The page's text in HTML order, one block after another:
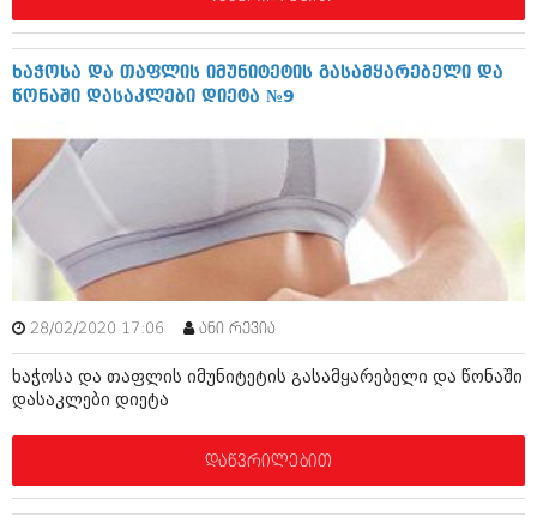
ივლისი 2016 (211)
ივნისი 2016 (221)
მაისი 2016 (261)
დეკემბერი 2015 (207)
ნოემბერი 2015 (264)
ოქტომბერი 2015 (204)
სექტემბერი 2015 (215)
ივლისი 2015 (173)
მაისი 2015 (194)
აპრილი 2015 (208)
მარტი 2015 (365)
თებერვალი 2015 (286)
იანვარი 2015 (247)
ხაჭოსა და თაფლის იმუნიტეტის გასამყარებელი და
წონაში დასაკლები დიეტა №9
28/02/2020 17:06 ანი რევია
ხაჭოსა და თაფლის იმუნიტეტის გასამყარებელი და წონაში
დასაკლები დიეტა
დაწვრილებით